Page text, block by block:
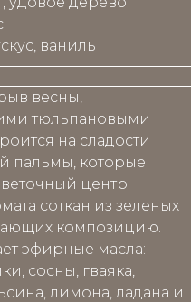
ваниль
весны,
тюльпановыми
на сладости
пальмы, которые
центр
соткан из зеленых
композицию.
эфирные масла:
сосны, гваяка,
лимона, ладана и